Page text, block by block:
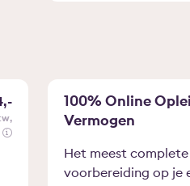
100% Online
Vermogen
Het meest
voorbereiding op je